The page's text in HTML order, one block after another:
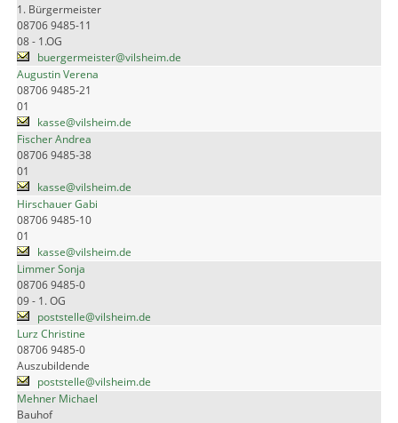
1. Bürgermeister
08706 9485-11
08 - 1.OG
buergermeister@vilsheim.de
Augustin Verena
08706 9485-21
01
kasse@vilsheim.de
Fischer Andrea
08706 9485-38
01
kasse@vilsheim.de
Hirschauer Gabi
08706 9485-10
01
kasse@vilsheim.de
Limmer Sonja
08706 9485-0
09 - 1. OG
poststelle@vilsheim.de
Lurz Christine
08706 9485-0
Auszubildende
poststelle@vilsheim.de
Mehner Michael
Bauhof